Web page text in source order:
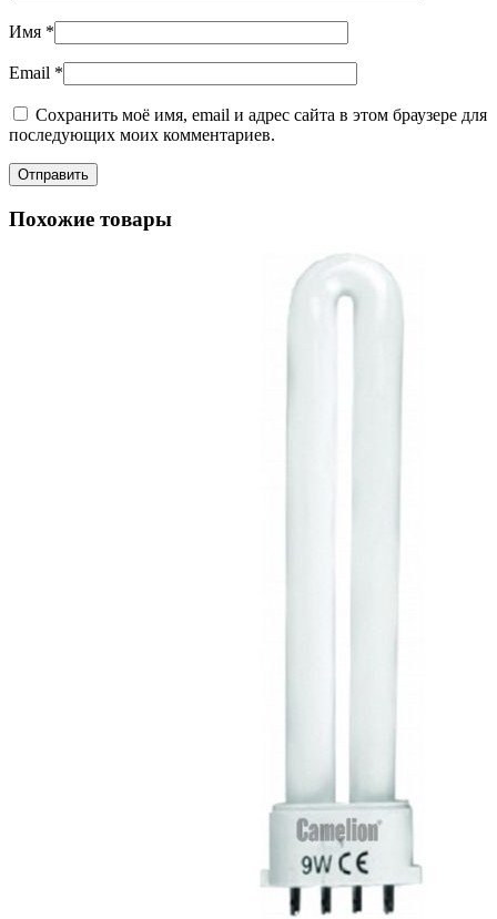
Имя *
Email *
Сохранить моё имя, email и адрес сайта в этом браузере для
последующих моих комментариев.
Похожие товары